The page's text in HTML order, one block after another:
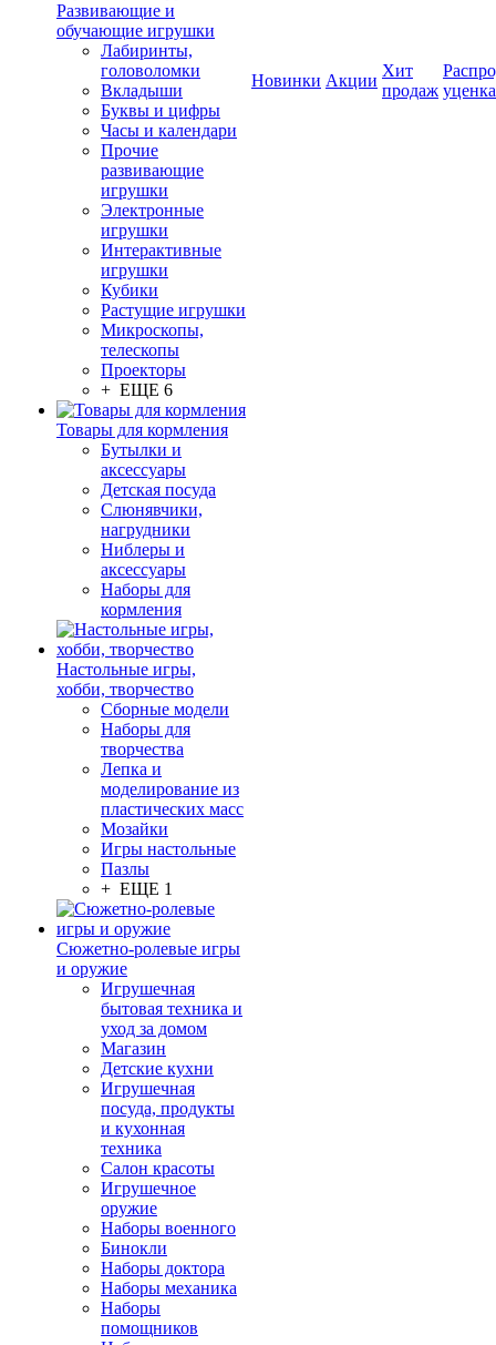
Развивающие и
обучающие игрушки
Лабиринты,
головоломки
Вкладыши
Буквы и цифры
Часы и календари
Прочие
развивающие
игрушки
Электронные
игрушки
Интерактивные
игрушки
Кубики
Растущие игрушки
Микроскопы,
телескопы
Проекторы
+ ЕЩЕ 6
Товары для кормления
Бутылки и
аксессуары
Детская посуда
Слюнявчики,
нагрудники
Ниблеры и
аксессуары
Наборы для
кормления
Настольные игры,
хобби, творчество
Сборные модели
Наборы для
творчества
Лепка и
моделирование из
пластических масс
Мозайки
Игры настольные
Пазлы
+ ЕЩЕ 1
Сюжетно-ролевые игры
и оружие
Игрушечная
бытовая техника и
уход за домом
Магазин
Детские кухни
Игрушечная
посуда, продукты
и кухонная
техника
Салон красоты
Игрушечное
оружие
Наборы военного
Бинокли
Наборы доктора
Наборы механика
Наборы
помощников
Новинки Акции
Хит
продаж уценка